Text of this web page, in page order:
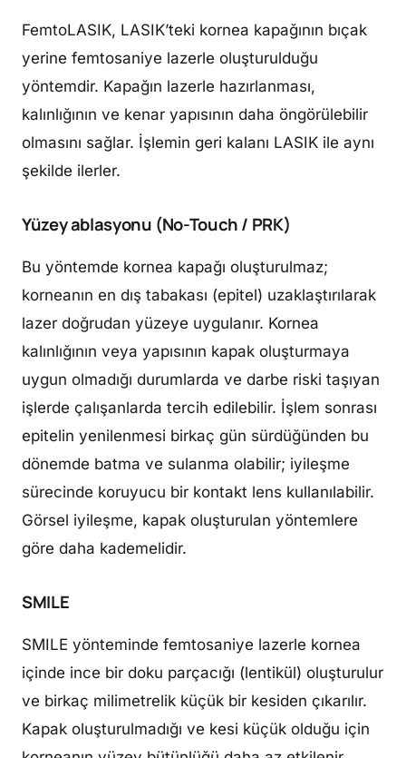
FemtoLASIK, LASIK’teki kornea kapağının bıçak
yerine femtosaniye lazerle oluşturulduğu
yöntemdir. Kapağın lazerle hazırlanması,
kalınlığının ve kenar yapısının daha öngörülebilir
olmasını sağlar. İşlemin geri kalanı LASIK ile aynı
şekilde ilerler.
Yüzey ablasyonu (No-Touch / PRK)
Bu yöntemde kornea kapağı oluşturulmaz;
korneanın en dış tabakası (epitel) uzaklaştırılarak
lazer doğrudan yüzeye uygulanır. Kornea
kalınlığının veya yapısının kapak oluşturmaya
uygun olmadığı durumlarda ve darbe riski taşıyan
işlerde çalışanlarda tercih edilebilir. İşlem sonrası
epitelin yenilenmesi birkaç gün sürdüğünden bu
dönemde batma ve sulanma olabilir; iyileşme
sürecinde koruyucu bir kontakt lens kullanılabilir.
Görsel iyileşme, kapak oluşturulan yöntemlere
göre daha kademelidir.
SMILE
SMILE yönteminde femtosaniye lazerle kornea
içinde ince bir doku parçacığı (lentikül) oluşturulur
ve birkaç milimetrelik küçük bir kesiden çıkarılır.
Kapak oluşturulmadığı ve kesi küçük olduğu için